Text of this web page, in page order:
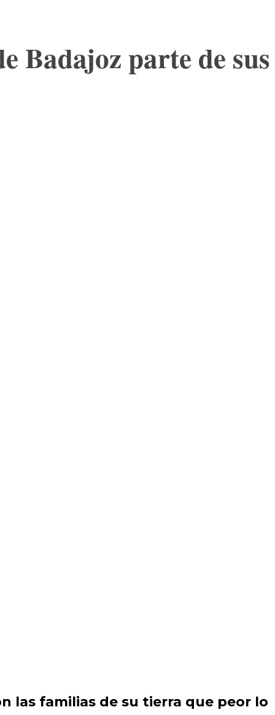
Badajoz parte de sus
las familias de su tierra que peor lo